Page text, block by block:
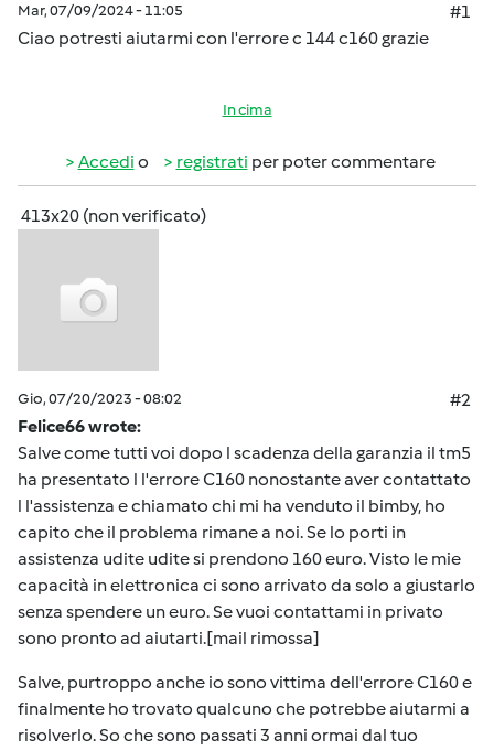
Mar, 07/09/2024 - 11:05
#1
Ciao potresti aiutarmi con l'errore c 144 c160 grazie
In cima
Accedi o registrati per poter commentare
413x20 (non verificato)
Gio, 07/20/2023 - 08:02
#2
Felice66 wrote:
Salve come tutti voi dopo l scadenza della garanzia il tm5
ha presentato l l'errore C160 nonostante aver contattato
l l'assistenza e chiamato chi mi ha venduto il bimby, ho
capito che il problema rimane a noi. Se lo porti in
assistenza udite udite si prendono 160 euro. Visto le mie
capacità in elettronica ci sono arrivato da solo a giustarlo
senza spendere un euro. Se vuoi contattami in privato
sono pronto ad aiutarti.[mail rimossa]
Salve, purtroppo anche io sono vittima dell'errore C160 e
finalmente ho trovato qualcuno che potrebbe aiutarmi a
risolverlo. So che sono passati 3 anni ormai dal tuo